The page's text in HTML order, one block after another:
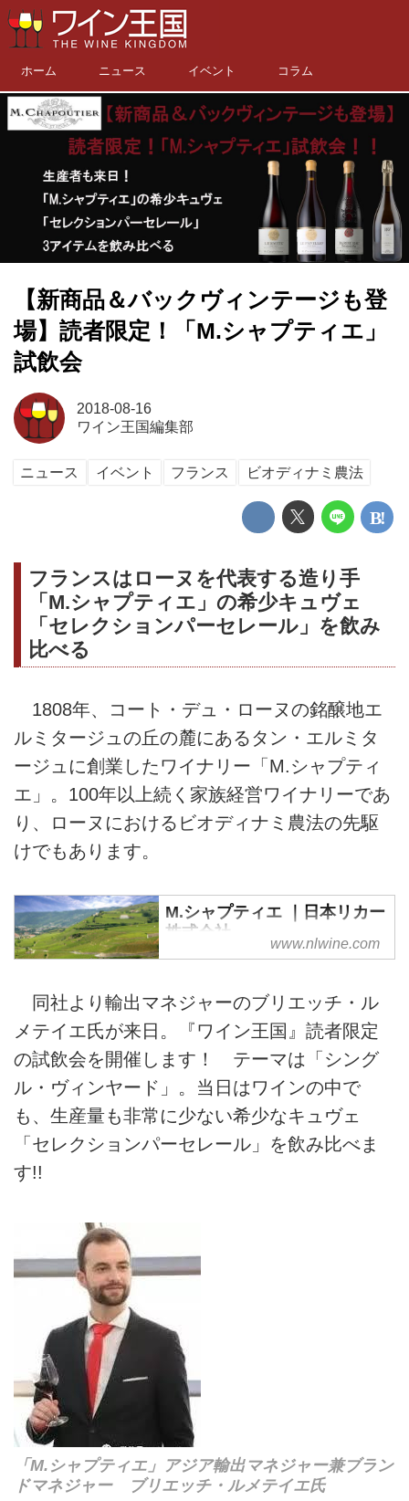
ホーム ニュース イベント コラム
【新商品＆バックヴィンテージも登
場】読者限定！「M.シャプティエ」
試飲会
2018-08-16
ワイン王国編集部
ニュース イベント フランス ビオディナミ農法
フランスはローヌを代表する造り手
「M.シャプティエ」の希少キュヴェ
「セレクションパーセレール」を飲み
比べる
1808年、コート・デュ・ローヌの銘醸地エ
ルミタージュの丘の麓にあるタン・エルミタ
ージュに創業したワイナリー「M.シャプティ
エ」。100年以上続く家族経営ワイナリーであ
り、ローヌにおけるビオディナミ農法の先駆
けでもあります。
M.シャプティエ ｜日本リカー
株式会社
M.シャプティエ社のご紹介。
www.nlwine.com
同社より輸出マネジャーのブリエッチ・ル
メテイエ氏が来日。『ワイン王国』読者限定
の試飲会を開催します！ テーマは「シング
ル・ヴィンヤード」。当日はワインの中で
も、生産量も非常に少ない希少なキュヴェ
「セレクションパーセレール」を飲み比べま
す!!
「M.シャプティエ」アジア輸出マネジャー兼ブラン
ドマネジャー ブリエッチ・ルメテイエ氏